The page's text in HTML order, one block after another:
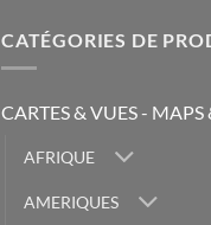
CATÉGORIES DE
CARTES & VUES - MAPS
AFRIQUE
AMERIQUES